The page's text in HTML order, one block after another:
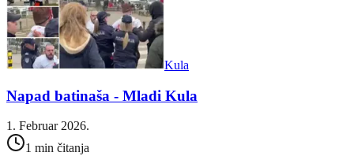
Kula
Napad batinaša - Mladi Kula
1. Februar 2026.
1 min čitanja